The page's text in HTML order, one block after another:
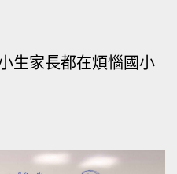
生家長都在煩惱國小